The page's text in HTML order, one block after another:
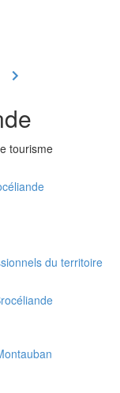
tourisme
du territoire